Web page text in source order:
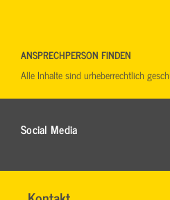
Name*
Social Media
ANSPRECHPERSON FINDEN
Alle Inhalte sind urheberrechtlich